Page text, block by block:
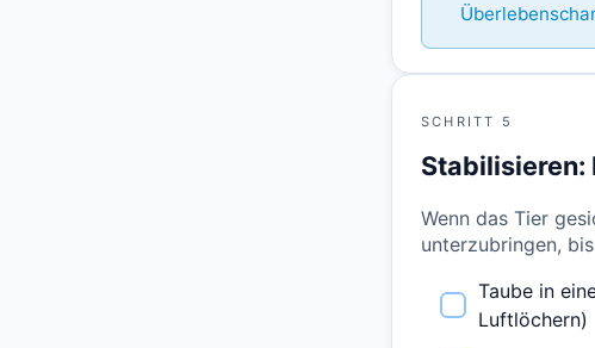
SCHRITT 5
Stabilisieren:
Wenn das Tier
unterzubringen,
Taube in
Luftlöchern)